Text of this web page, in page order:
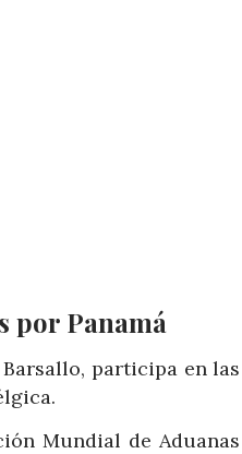
por Panamá
participa en las
Mundial de Aduanas